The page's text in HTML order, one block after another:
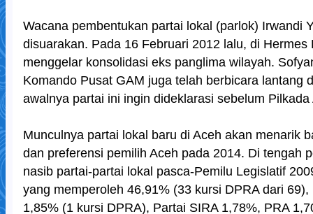
Wacana pembentukan partai lokal (parlok) Irwandi
disuarakan. Pada 16 Februari 2012 lalu, di Hermes
menggelar konsolidasi eks panglima wilayah.
Komando Pusat GAM juga telah berbicara lantang
awalnya partai ini ingin dideklarasi sebelum
Munculnya partai lokal baru di Aceh akan menarik
dan preferensi pemilih Aceh pada 2014. Di tengah
nasib partai-partai lokal pasca-Pemilu Legislatif
yang memperoleh 46,91% (33 kursi DPRA dari
1,85% (1 kursi DPRA), Partai SIRA 1,78%, PRA